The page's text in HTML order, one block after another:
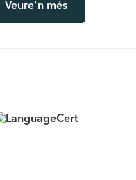
Veure'n més